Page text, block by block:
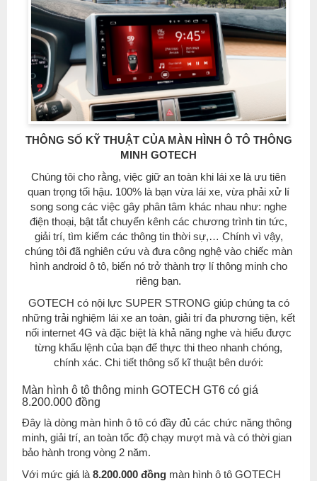
THÔNG SỐ KỸ THUẬT CỦA MÀN HÌNH Ô TÔ THÔNG
MINH GOTECH
Chúng tôi cho rằng, việc giữ an toàn khi lái xe là ưu tiên
quan trọng tối hậu. 100% là bạn vừa lái xe, vừa phải xử lí
song song các việc gây phân tâm khác nhau như: nghe
điện thoại, bật tắt chuyển kênh các chương trình tin tức,
giải trí, tìm kiếm các thông tin thời sự,… Chính vì vậy,
chúng tôi đã nghiên cứu và đưa công nghệ vào chiếc màn
hình android ô tô, biến nó trở thành trợ lí thông minh cho
riêng bạn.
GOTECH có nội lực SUPER STRONG giúp chúng ta có
những trải nghiệm lái xe an toàn, giải trí đa phương tiện, kết
nối internet 4G và đặc biệt là khả năng nghe và hiểu được
từng khẩu lệnh của bạn để thực thi theo nhanh chóng,
chính xác. Chi tiết thông số kĩ thuật bên dưới:
Màn hình ô tô thông minh GOTECH GT6 có giá
8.200.000 đồng
Đây là dòng màn hình ô tô có đầy đủ các chức năng thông
minh, giải trí, an toàn tốc độ chạy mượt mà và có thời gian
bảo hành trong vòng 2 năm.
Với mức giá là 8.200.000 đồng màn hình ô tô GOTECH